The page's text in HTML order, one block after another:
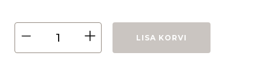
LISA KORVI